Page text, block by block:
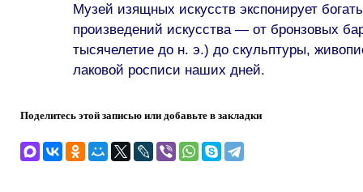
Музей изящных искусств экспонирует
произведений искусства — от бронзовых
тысячелетие до н. э.) до скульптуры,
лаковой росписи наших дней.
Поделитесь этой записью или добавьте в закладки